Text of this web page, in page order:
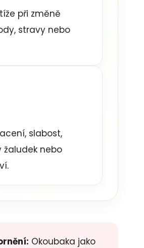
při změně
stravy nebo
slabost,
žaludek nebo
Okoubaka jako